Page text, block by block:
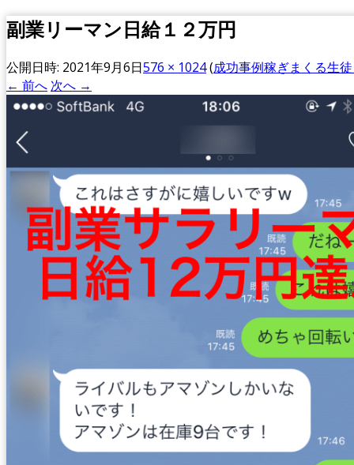
副業リーマン日給１２万円
公開日時: 2021年9月6日576 × 1024(成功事例稼ぎまくる生
← 前へ 次へ →